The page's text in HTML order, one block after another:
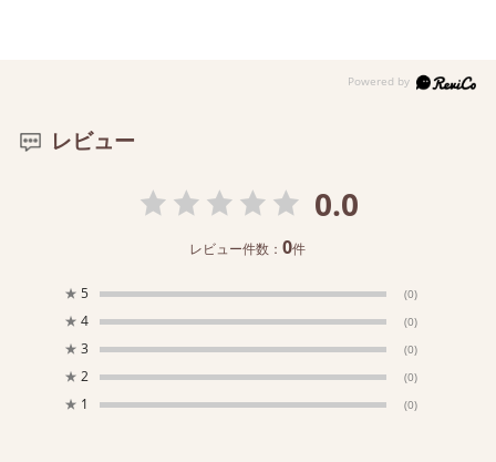
レビュー
0.0
レビュー件数：0件
★ 5 (0)
★ 4 (0)
★ 3 (0)
★ 2 (0)
★ 1 (0)